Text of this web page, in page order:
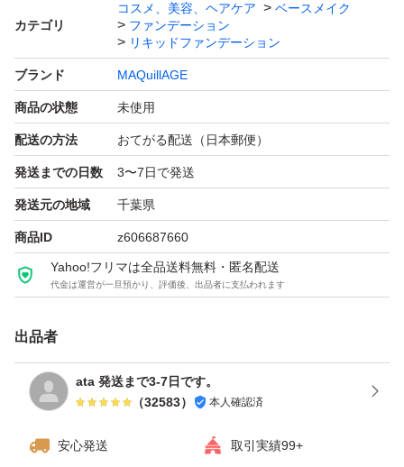
カテゴリ
コスメ、美容、ヘアケア
ベースメイク
ファンデーション
リキッドファンデーション
ブランド MAQuillAGE
商品の状態 未使用
配送の方法 おてがる配送（日本郵便）
発送までの日数 3〜7日で発送
発送元の地域 千葉県
商品ID z606687660
Yahoo!フリマは全品送料無料・匿名配送
代金は運営が一旦預かり、評価後、出品者に支払われます
出品者
ata 発送まで3-7日です。
（32583） 本人確認済
安心発送 取引実績99+